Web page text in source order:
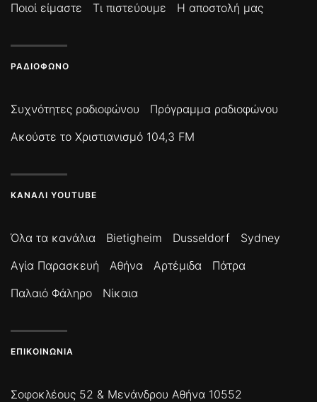
Ποιοί είμαστε Τι πιστεύουμε Η αποστολή μας
ΡΑΔΙΌΦΩΝΟ
Συχνότητες ραδιοφώνου
Πρόγραμμα ραδιοφώνου
Ακούστε το Χριστιανισμό 104,3 FM
ΚΑΝΆΛΙ YOUTUBE
Όλα τα κανάλια Bietigheim Dusseldorf
Sydney
Αγία Παρασκευή
Αθήνα Αρτέμιδα
Πάτρα
Παλαιό Φάληρο
Νίκαια
ΕΠΙΚΟΙΝΩΝΊΑ
Σοφοκλέους 52 & Μενάνδρου Αθήνα 10552